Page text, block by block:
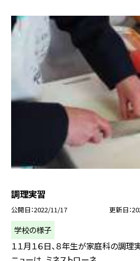
調理実習
公開日 2022/11/17 更新日
学校の様子
１１月１６日、８年生が家庭科の調理